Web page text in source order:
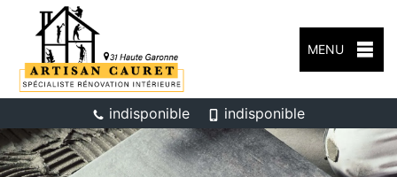
MENU
indisponible indisponible